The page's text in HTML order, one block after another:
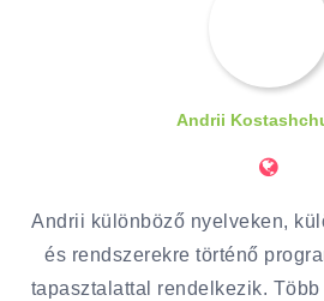
Andrii
Andrii különböző nyelveken,
és rendszerekre történő
tapasztalattal rendelkezik.